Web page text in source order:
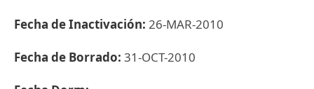
Fecha de Inactivación: 26-MAR-2010
Fecha de Borrado: 31-OCT-2010